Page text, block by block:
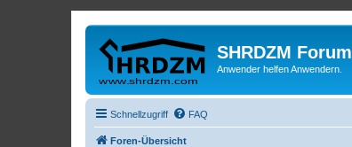
SHRDZM Forum
Anwender helfen Anwendern.
Schnellzugriff FAQ
Foren-Übersicht